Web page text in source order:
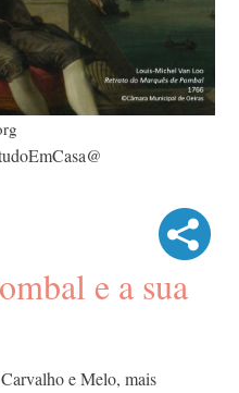
e a sua
e Melo, mais